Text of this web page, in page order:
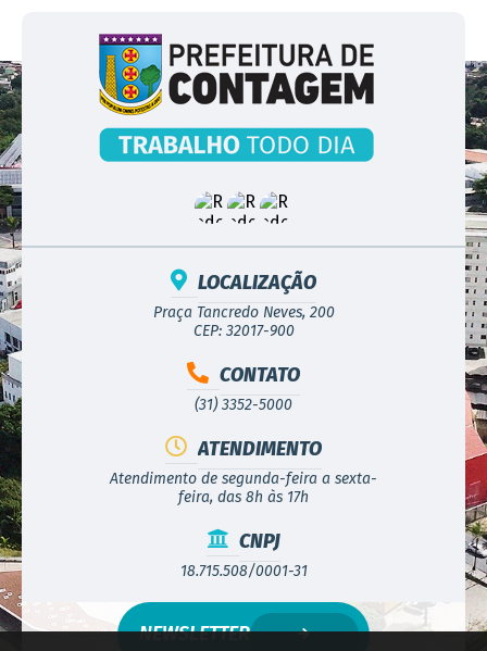
LOCALIZAÇÃO
Praça Tancredo Neves, 200
CEP: 32017-900
CONTATO
(31) 3352-5000
ATENDIMENTO
Atendimento de segunda-feira a sexta-
feira, das 8h às 17h
CNPJ
18.715.508/0001-31
NEWSLETTER